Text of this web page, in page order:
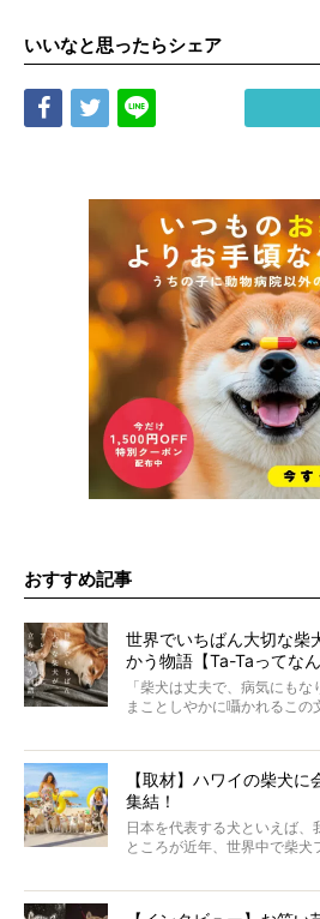
いいなと思ったらシェア
Share Tweet
おすすめ記事
世界でいちばん大切な柴
かう物語【Ta-Taってなん
「柴犬は丈夫で、病気にもな
まことしやかに囁かれるこの
でも、いざそれぞれの個体
なりにくい、とは言えないよ
実際に「病気にならない」な
主はそのためにやるべきこと
今回は、柴犬に関わる方た
【取材】ハワイの柴犬
集結！
日本を代表する犬といえば、
ところが近年、世界中で柴
な中「柴犬ライフ」が目を